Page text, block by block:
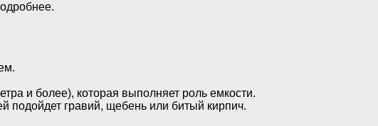
и более), которая выполняет роль емкости.
гравий, щебень или битый кирпич.